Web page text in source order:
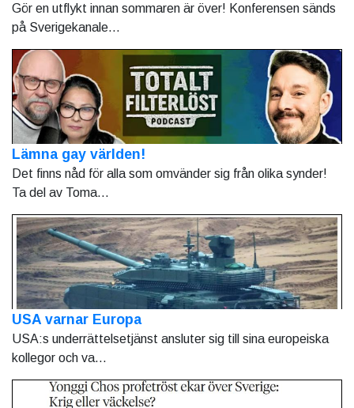
Gör en utflykt innan sommaren är över! Konferensen sänds
på Sverigekanale...
Lämna gay världen!
Det finns nåd för alla som omvänder sig från olika synder!
Ta del av Toma...
USA varnar Europa
USA:s underrättelsetjänst ansluter sig till sina europeiska
kollegor och va...